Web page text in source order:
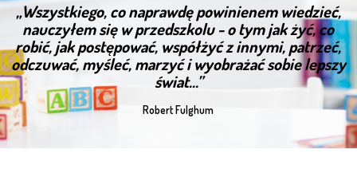
„Wszystkiego, co naprawdę powinienem wiedzieć,
nauczyłem się w przedszkolu - o tym jak żyć, co
robić, jak postępować, współżyć z innymi, patrzeć,
odczuwać, myśleć, marzyć i wyobrażać sobie lepszy
świat...”
Robert Fulghum